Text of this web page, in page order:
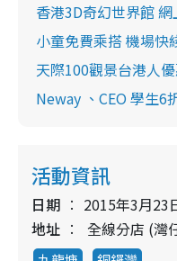
香港3D奇幻世界館
小童免費乘搭 機場快
天際100觀景台港人
Neway 、CEO 學生6
活動資訊
日期
2015年3月23
地址
全線分店 (灣